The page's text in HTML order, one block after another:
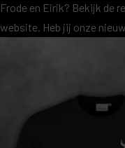
Frode en Eirik? Bekijk de
website. Heb jij onze